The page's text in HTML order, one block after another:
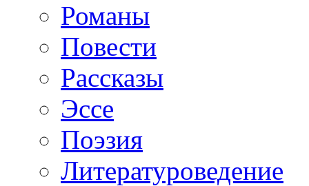
Романы
Повести
Рассказы
Эссе
Поэзия
Литературоведение